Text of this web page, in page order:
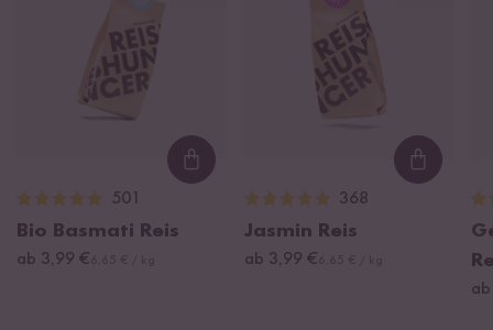
Loading...
501
Bio Basmati Reis
ab 3,99 €
368
Jasmin Reis
ab 3,99 €